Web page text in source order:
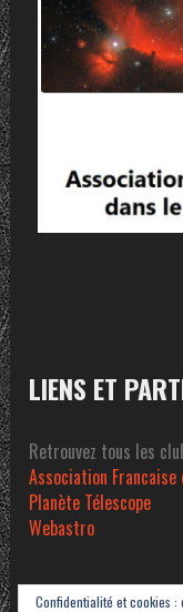
LIENS ET
Retrouvez tous les
Association
Planète Télescope
Webastro
Confidentialité et cookies